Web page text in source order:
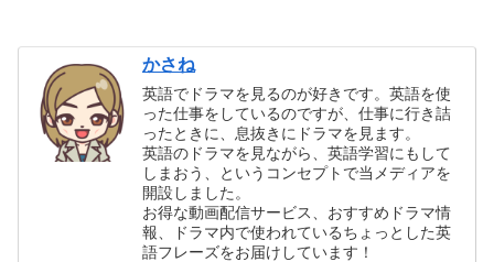
かさね
英語でドラマを見るのが好きです。英語を使
った仕事をしているのですが、仕事に行き詰
ったときに、息抜きにドラマを見ます。
英語のドラマを見ながら、英語学習にもして
しまおう、というコンセプトで当メディアを
開設しました。
お得な動画配信サービス、おすすめドラマ情
報、ドラマ内で使われているちょっとした英
語フレーズをお届けしています！